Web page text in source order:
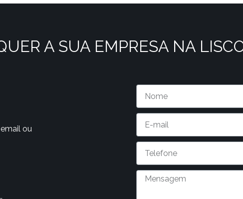
A SUA EMPRESA NA
ou